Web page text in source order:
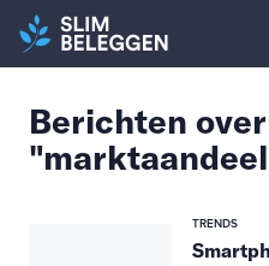
Berichten over
TRENDS